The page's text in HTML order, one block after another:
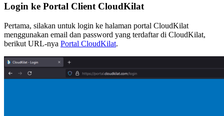
Login ke Portal Client CloudKilat
Pertama, silakan untuk login ke halaman portal CloudKilat
menggunakan email dan password yang terdaftar di CloudKilat,
berikut URL-nya Portal CloudKilat.